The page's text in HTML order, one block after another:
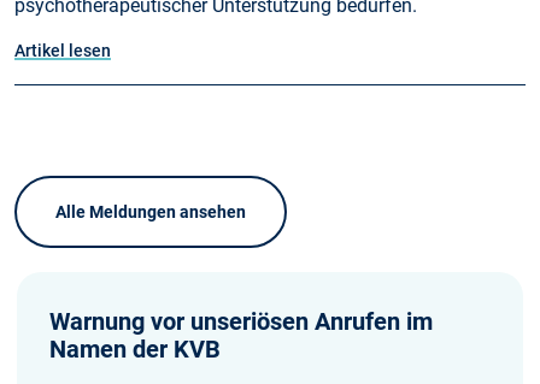
psychotherapeutischer Unterstützung bedürfen.
Artikel lesen
Alle Meldungen ansehen
Warnung vor unseriösen Anrufen im
Namen der KVB